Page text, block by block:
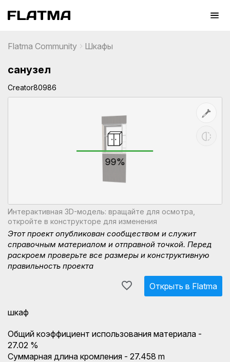
Flatma Community Шкафы
санузел
Creator80986
99%
Интерактивная 3D-модель: вращайте для осмотра,
откройте в конструкторе для изменения
Этот проект опубликован сообществом и служит
справочным материалом и отправной точкой. Перед
раскроем проверьте все размеры и конструктивную
правильность проекта
Открыть в Flatma
шкаф
Общий коэффициент использования материала -
27.02 %
Суммарная длина кромления - 27.458 m